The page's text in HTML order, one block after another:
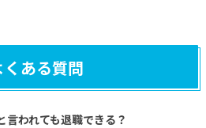
ある質問
言われても退職できる？